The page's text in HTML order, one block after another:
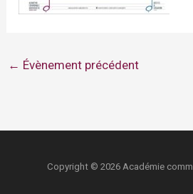
← Évènement précédent
Copyright © 2026 Académie